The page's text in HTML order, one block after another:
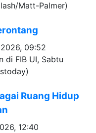
09:52
Ruang Hidup
12:40